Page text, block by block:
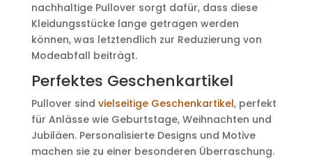
nachhaltige Pullover sorgt dafür, dass diese
Kleidungsstücke lange getragen werden
können, was letztendlich zur Reduzierung von
Modeabfall beiträgt.
Perfektes Geschenkartikel
Pullover sind vielseitige Geschenkartikel, perfekt
für Anlässe wie Geburtstage, Weihnachten und
Jubiläen. Personalisierte Designs und Motive
machen sie zu einer besonderen Überraschung.